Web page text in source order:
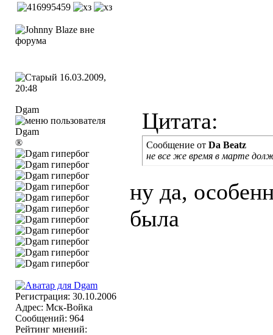
16.03.2009,
20:48
Dgam
®
Регистрация: 30.10.2006
Адрес: Мск-Войка
Сообщений: 964
Рейтинг мнений:
Цитата:
Сообщение от Da Beatz
не все же время в марте
ну да,
была